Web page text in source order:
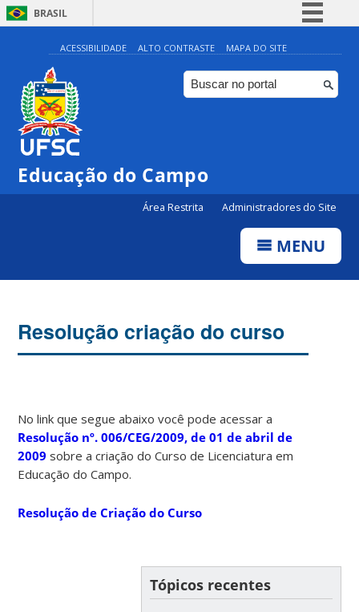
BRASIL
Simplifique!
Comunica BR
Participe
ACESSIBILIDADE ALTO CONTRASTE MAPA DO SITE
Educação do Campo
Área Restrita Administradores do Site
MENU
Resolução criação do curso
No link que segue abaixo você pode acessar a
Resolução nº. 006/CEG/2009, de 01 de abril de
2009 sobre a criação do Curso de Licenciatura em
Educação do Campo.
Resolução de Criação do Curso
Tópicos recentes